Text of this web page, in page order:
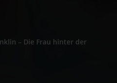
– Die Frau hinter der